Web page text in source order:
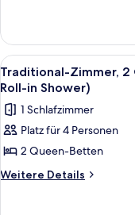
anzeigen
1
Schlafzimmer
(Mobility
Accessible,
Alle
Fotos
für
Traditional-
Zimmer,
2 Queen-
Betten
3
Traditional-Zimmer,
Roll-in Shower)
1 Schlafzimmer
Platz für 4 Personen
2 Queen-Betten
Weitere Details
Weitere